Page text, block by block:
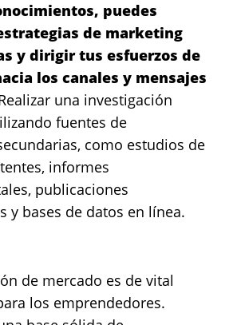
puedes
de marketing
y dirigir tus esfuerzos de
los canales y mensajes
una investigación
fuentes de
como estudios de
informes
publicaciones
y bases de datos en línea.
de mercado es de vital
los emprendedores.